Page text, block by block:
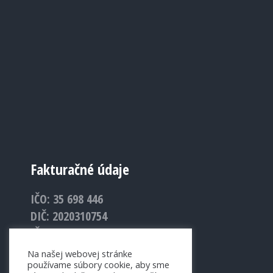
Fakturačné údaje
IČO: 35 698 446
DIČ: 2020310754
IČ DPH: SK2020310754
Na našej webovej stránke
používame súbory cookie, aby sme